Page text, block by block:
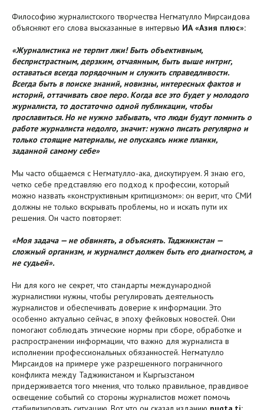
Философию журналистского творчества Негматулло Мирсаидова
объясняют его слова высказанные в интервью ИА «Азия плюс»:
«Журналистика не терпит лжи! Быть объективным,
беспристрастным, дерзким, отчаянным, быть выше интриг,
оставаться всегда порядочным и служить справедливости.
Всегда быть в поиске знаний, новизны, интересных фактов и
историй, оттачивать свое перо. Когда все это будет у молодого
журналиста, то достаточно одной публикации, чтобы
прославиться. Но не нужно забывать, что люди будут помнить о
работе журналиста недолго, значит: нужно писать регулярно и
только стоящие материалы, не опускаясь ниже планки,
заданной самому себе»
Мы часто общаемся с Негматулло-ака, дискутируем. Я знаю его,
четко себе представляю его подход к профессии, который
можно назвать «конструктивным критицизмом»: он верит, что СМИ
должны не только вскрывать проблемы, но и искать пути их
решения. Он часто повторяет:
«Моя задача — не обвинять, а объяснять. Таджикистан —
сложный организм, и журналист должен быть его диагностом, а
не судьей».
Ни для кого не секрет, что стандарты международной
журналистики нужны, чтобы регулировать деятельность
журналистов и обеспечивать доверие к информации. Это
особенно актуально сейчас, в эпоху фейковых новостей. Они
помогают соблюдать этические нормы при сборе, обработке и
распространении информации, что важно для журналиста в
исполнении профессиональных обязанностей. Негматулло
Мирсаидов на примере уже разрешенного пограничного
конфликта между Таджикистаном и Кыргызстаном
придерживается того мнения, что только правильное, правдивое
освещение событий со стороны журналистов может помочь